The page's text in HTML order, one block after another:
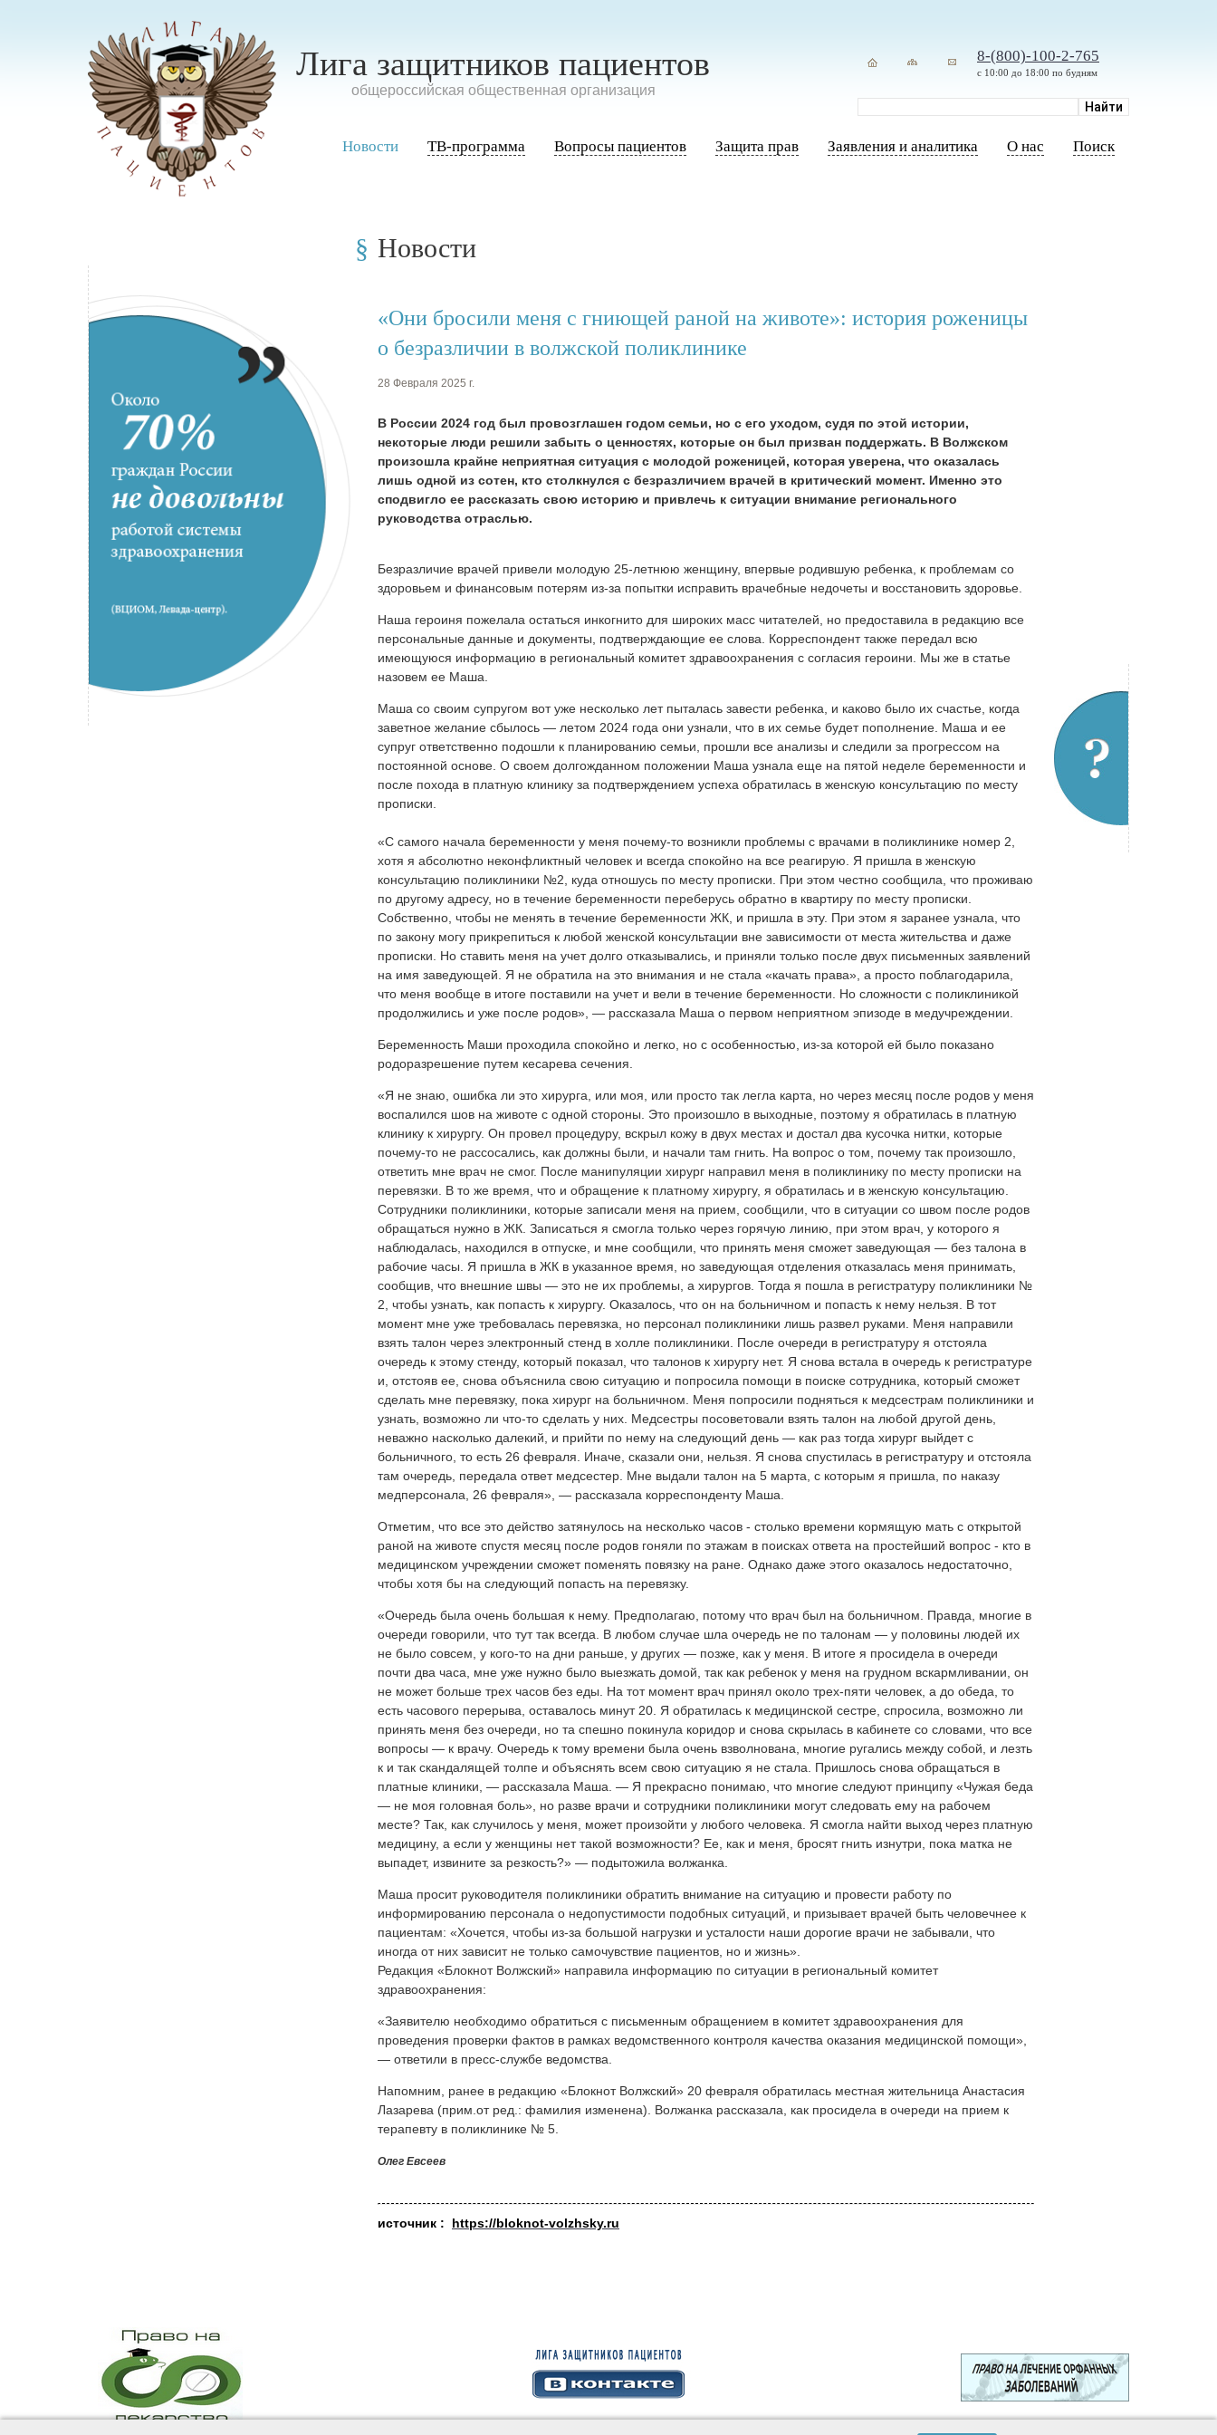
Лига защитников пациентов
oбщероссийская общественная организация
8-(800)-100-2-765
с 10:00 до 18:00 по будням
Новости ТВ-программа Вопросы пациентов Защита прав Заявления и аналитика О нас Поиск
Новости
«Они бросили меня с гниющей раной на животе»: история роженицы
о безразличии в волжской поликлинике
28 Февраля 2025 г.
В России 2024 год был провозглашен годом семьи, но с его уходом, судя по этой истории,
некоторые люди решили забыть о ценностях, которые он был призван поддержать. В Волжском
произошла крайне неприятная ситуация с молодой роженицей, которая уверена, что оказалась
лишь одной из сотен, кто столкнулся с безразличием врачей в критический момент. Именно это
сподвигло ее рассказать свою историю и привлечь к ситуации внимание регионального
руководства отраслью.
Безразличие врачей привели молодую 25-летнюю женщину, впервые родившую ребенка, к проблемам со
здоровьем и финансовым потерям из-за попытки исправить врачебные недочеты и восстановить здоровье.
Наша героиня пожелала остаться инкогнито для широких масс читателей, но предоставила в редакцию все
персональные данные и документы, подтверждающие ее слова. Корреспондент также передал всю
имеющуюся информацию в региональный комитет здравоохранения с согласия героини. Мы же в статье
назовем ее Маша.
Маша со своим супругом вот уже несколько лет пыталась завести ребенка, и каково было их счастье, когда
заветное желание сбылось — летом 2024 года они узнали, что в их семье будет пополнение. Маша и ее
супруг ответственно подошли к планированию семьи, прошли все анализы и следили за прогрессом на
постоянной основе. О своем долгожданном положении Маша узнала еще на пятой неделе беременности и
после похода в платную клинику за подтверждением успеха обратилась в женскую консультацию по месту
прописки.
«С самого начала беременности у меня почему-то возникли проблемы с врачами в поликлинике номер 2,
хотя я абсолютно неконфликтный человек и всегда спокойно на все реагирую. Я пришла в женскую
консультацию поликлиники №2, куда отношусь по месту прописки. При этом честно сообщила, что проживаю
по другому адресу, но в течение беременности переберусь обратно в квартиру по месту прописки.
Собственно, чтобы не менять в течение беременности ЖК, и пришла в эту. При этом я заранее узнала, что
по закону могу прикрепиться к любой женской консультации вне зависимости от места жительства и даже
прописки. Но ставить меня на учет долго отказывались, и приняли только после двух письменных заявлений
на имя заведующей. Я не обратила на это внимания и не стала «качать права», а просто поблагодарила,
что меня вообще в итоге поставили на учет и вели в течение беременности. Но сложности с поликлиникой
продолжились и уже после родов», — рассказала Маша о первом неприятном эпизоде в медучреждении.
Беременность Маши проходила спокойно и легко, но с особенностью, из-за которой ей было показано
родоразрешение путем кесарева сечения.
«Я не знаю, ошибка ли это хирурга, или моя, или просто так легла карта, но через месяц после родов у меня
воспалился шов на животе с одной стороны. Это произошло в выходные, поэтому я обратилась в платную
клинику к хирургу. Он провел процедуру, вскрыл кожу в двух местах и достал два кусочка нитки, которые
почему-то не рассосались, как должны были, и начали там гнить. На вопрос о том, почему так произошло,
ответить мне врач не смог. После манипуляции хирург направил меня в поликлинику по месту прописки на
перевязки. В то же время, что и обращение к платному хирургу, я обратилась и в женскую консультацию.
Сотрудники поликлиники, которые записали меня на прием, сообщили, что в ситуации со швом после родов
обращаться нужно в ЖК. Записаться я смогла только через горячую линию, при этом врач, у которого я
наблюдалась, находился в отпуске, и мне сообщили, что принять меня сможет заведующая — без талона в
рабочие часы. Я пришла в ЖК в указанное время, но заведующая отделения отказалась меня принимать,
сообщив, что внешние швы — это не их проблемы, а хирургов. Тогда я пошла в регистратуру поликлиники №
2, чтобы узнать, как попасть к хирургу. Оказалось, что он на больничном и попасть к нему нельзя. В тот
момент мне уже требовалась перевязка, но персонал поликлиники лишь развел руками. Меня направили
взять талон через электронный стенд в холле поликлиники. После очереди в регистратуру я отстояла
очередь к этому стенду, который показал, что талонов к хирургу нет. Я снова встала в очередь к регистратуре
и, отстояв ее, снова объяснила свою ситуацию и попросила помощи в поиске сотрудника, который сможет
сделать мне перевязку, пока хирург на больничном. Меня попросили подняться к медсестрам поликлиники и
узнать, возможно ли что-то сделать у них. Медсестры посоветовали взять талон на любой другой день,
неважно насколько далекий, и прийти по нему на следующий день — как раз тогда хирург выйдет с
больничного, то есть 26 февраля. Иначе, сказали они, нельзя. Я снова спустилась в регистратуру и отстояла
там очередь, передала ответ медсестер. Мне выдали талон на 5 марта, с которым я пришла, по наказу
медперсонала, 26 февраля», — рассказала корреспонденту Маша.
Отметим, что все это действо затянулось на несколько часов - столько времени кормящую мать с открытой
раной на животе спустя месяц после родов гоняли по этажам в поисках ответа на простейший вопрос - кто в
медицинском учреждении сможет поменять повязку на ране. Однако даже этого оказалось недостаточно,
чтобы хотя бы на следующий попасть на перевязку.
«Очередь была очень большая к нему. Предполагаю, потому что врач был на больничном. Правда, многие в
очереди говорили, что тут так всегда. В любом случае шла очередь не по талонам — у половины людей их
не было совсем, у кого-то на дни раньше, у других — позже, как у меня. В итоге я просидела в очереди
почти два часа, мне уже нужно было выезжать домой, так как ребенок у меня на грудном вскармливании, он
не может больше трех часов без еды. На тот момент врач принял около трех-пяти человек, а до обеда, то
есть часового перерыва, оставалось минут 20. Я обратилась к медицинской сестре, спросила, возможно ли
принять меня без очереди, но та спешно покинула коридор и снова скрылась в кабинете со словами, что все
вопросы — к врачу. Очередь к тому времени была очень взволнована, многие ругались между собой, и лезть
к и так скандалящей толпе и объяснять всем свою ситуацию я не стала. Пришлось снова обращаться в
платные клиники, — рассказала Маша. — Я прекрасно понимаю, что многие следуют принципу «Чужая беда
— не моя головная боль», но разве врачи и сотрудники поликлиники могут следовать ему на рабочем
месте? Так, как случилось у меня, может произойти у любого человека. Я смогла найти выход через платную
медицину, а если у женщины нет такой возможности? Ее, как и меня, бросят гнить изнутри, пока матка не
выпадет, извините за резкость?» — подытожила волжанка.
Маша просит руководителя поликлиники обратить внимание на ситуацию и провести работу по
информированию персонала о недопустимости подобных ситуаций, и призывает врачей быть человечнее к
пациентам: «Хочется, чтобы из-за большой нагрузки и усталости наши дорогие врачи не забывали, что
иногда от них зависит не только самочувствие пациентов, но и жизнь».
Редакция «Блокнот Волжский» направила информацию по ситуации в региональный комитет
здравоохранения:
«Заявителю необходимо обратиться с письменным обращением в комитет здравоохранения для
проведения проверки фактов в рамках ведомственного контроля качества оказания медицинской помощи»,
— ответили в пресс-службе ведомства.
Напомним, ранее в редакцию «Блокнот Волжский» 20 февраля обратилась местная жительница Анастасия
Лазарева (прим.от ред.: фамилия изменена). Волжанка рассказала, как просидела в очереди на прием к
терапевту в поликлинике № 5.
Олег Евсеев
источник : https://bloknot-volzhsky.ru